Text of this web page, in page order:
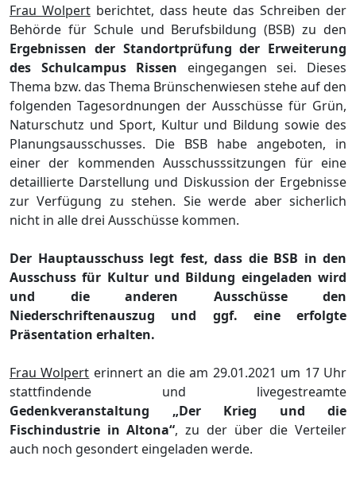
Frau Wolpertberichtet, dass heute das Schreiben der
Behörde für Schule und Berufsbildung (BSB) zu den
Ergebnissen der Standortprüfung der Erweiterung
des Schulcampus Rissen eingegangen sei. Dieses
Thema bzw. das Thema Brünschenwiesen stehe auf den
folgenden Tagesordnungen der Ausschüsse für Grün,
Naturschutz und Sport, Kultur und Bildung sowie des
Planungsausschusses. Die BSB habe angeboten, in
einer der kommenden Ausschusssitzungen für eine
detaillierte Darstellung und Diskussion der Ergebnisse
zur Verfügung zu stehen. Sie werde aber sicherlich
nicht in alle drei Ausschüsse kommen.
Der Hauptausschuss legt fest, dass die BSB in den
Ausschuss für Kultur und Bildung eingeladen wird
und die anderen Ausschüsse den
Niederschriftenauszug und ggf. eine erfolgte
Präsentation erhalten.
Frau Wolpert erinnert an die am 29.01.2021 um 17 Uhr
stattfindende und livegestreamte
Gedenkveranstaltung „Der Krieg und die
Fischindustrie in Altona“, zu der über die Verteiler
auch noch gesondert eingeladen werde.